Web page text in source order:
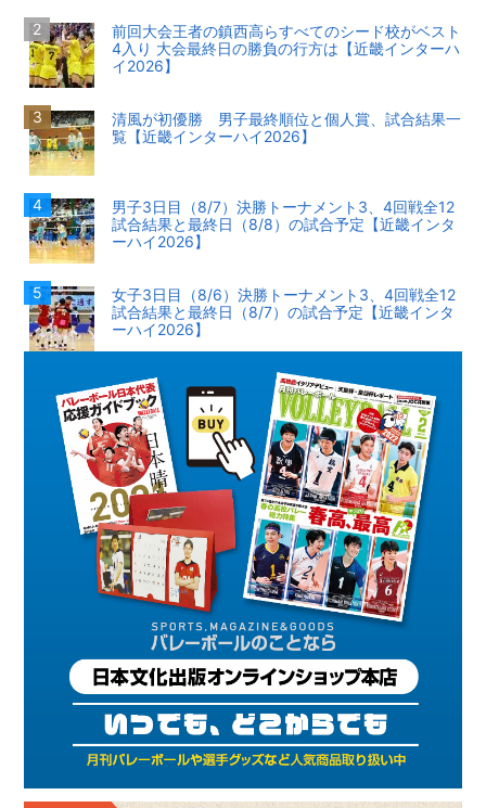
前回大会王者の鎮西高らすべてのシード校がベスト
4入り 大会最終日の勝負の行方は【近畿インターハ
イ2026】
清風が初優勝 男子最終順位と個人賞、試合結果一
覧【近畿インターハイ2026】
男子3日目（8/7）決勝トーナメント3、4回戦全12
試合結果と最終日（8/8）の試合予定【近畿インタ
ーハイ2026】
女子3日目（8/6）決勝トーナメント3、4回戦全12
試合結果と最終日（8/7）の試合予定【近畿インタ
ーハイ2026】